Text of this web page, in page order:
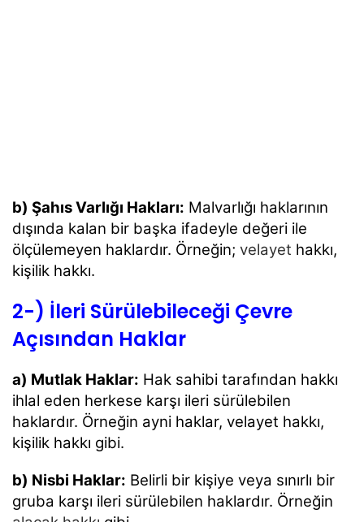
b) Şahıs Varlığı Hakları: Malvarlığı haklarının
dışında kalan bir başka ifadeyle değeri ile
ölçülemeyen haklardır. Örneğin; velayet hakkı,
kişilik hakkı.
2-) İleri Sürülebileceği Çevre
Açısından Haklar
a) Mutlak Haklar: Hak sahibi tarafından hakkı
ihlal eden herkese karşı ileri sürülebilen
haklardır. Örneğin ayni haklar, velayet hakkı,
kişilik hakkı gibi.
b) Nisbi Haklar: Belirli bir kişiye veya sınırlı bir
gruba karşı ileri sürülebilen haklardır. Örneğin